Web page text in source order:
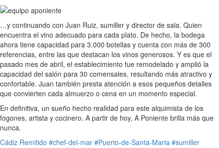
…y continuando con Juan Ruiz, sumiller y director de sala. Quien
encuentra el vino adecuado para cada plato. De hecho, la bodega
ahora tiene capacidad para 3.000 botellas y cuenta con más de 300
referencias, entre las que destacan los vinos generosos. Y es que el
pasado mes de abril, el establecimiento fue remodelado y amplió la
capacidad del salón para 30 comensales, resultando más atractivo y
confortable. Juan también presta atención a esos pequeños detalles
que convierten cada almuerzo o cena en un momento especial.
En definitiva, un sueño hecho realidad para este alquimista de los
fogones, artista y cocinero. A partir de hoy, A Poniente brilla más que
nunca.
Cádiz Remitido #chef-del-mar #Puerto-de-Santa-Maria #sumiller